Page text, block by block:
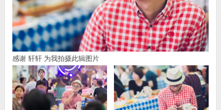
感谢 轩轩 为我拍摄此辑图片